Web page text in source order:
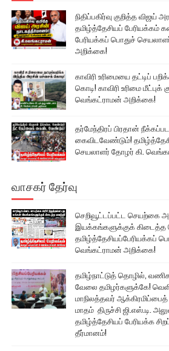
நிதிப்பகிர்வு குறித்த
தமிழ்த்தேசியப் பேரியக்கம்
பேரியக்கப் பொதுச்
அறிக்கை!
காவிரி உரிமையை தட்டிப்
கொடி! காவிரி உரிமை
வெங்கட்ராமன் அறிக்கை!
தர்மேந்திரப் பிரதான்
கைவிடவேண்டும்!
செயலாளர் தோழர் கி.
வாசகர் தேர்வு
செறிவூட்டப்பட்ட செயற்கை
இயக்கங்களுக்குக் கிடைத்த
தமிழ்த்தேசியப்பேரியக்கப்
வெங்கட்ராமன் அறிக்கை!
தமிழ்நாட்டுத் தொழில்,
வேலை தமிழர்களுக்கே!
மாநிலத்தவர்
மாதம் திருச்சி ஜி.எஸ்.டி.
தமிழ்த்தேசியப் பேரியக்க
தீர்மானம்!